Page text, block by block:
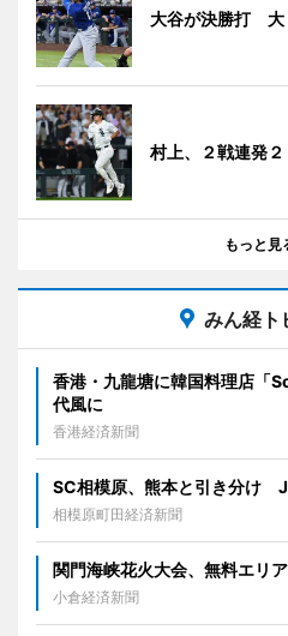
大谷が決勝打 大
村上、２戦連発
もっと見
みん経ト
香港・九龍塘に韓国料理店
代風に
香港経済新聞
SC相模原、熊本と引き分け
相模原町田経済新聞
関門海峡花火大会、無料エリ
小倉経済新聞